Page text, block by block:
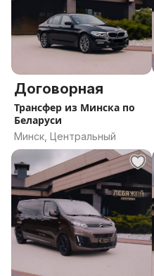
Договорная
Трансфер из Минска по
Беларуси
Минск, Центральный